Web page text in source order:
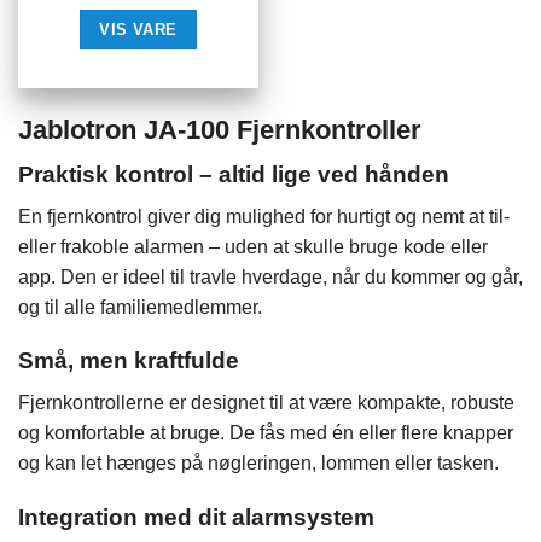
Jablotron JA-100 Fjernkontroller
Praktisk kontrol – altid lige ved hånden
En fjernkontrol giver dig mulighed for hurtigt og nemt at til-
eller frakoble alarmen – uden at skulle bruge kode eller
app. Den er ideel til travle hverdage, når du kommer og går,
og til alle familiemedlemmer.
Små, men kraftfulde
Fjernkontrollerne er designet til at være kompakte, robuste
og komfortable at bruge. De fås med én eller flere knapper
og kan let hænges på nøgleringen, lommen eller tasken.
Integration med dit alarmsystem
VIS VARE